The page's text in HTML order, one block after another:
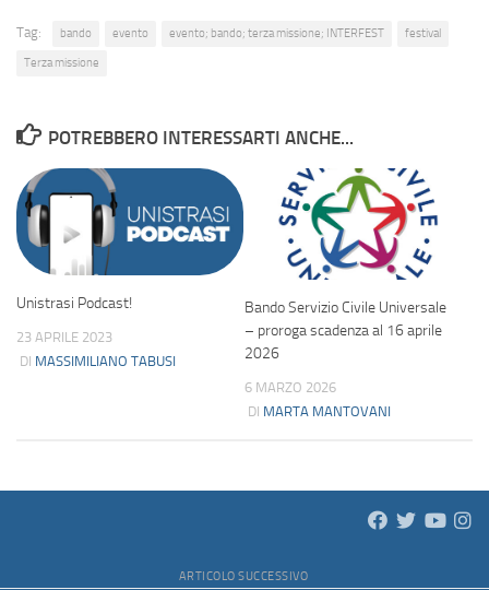
Tag: bando evento evento; bando; terza missione; INTERFEST festival
Terza missione
POTREBBERO INTERESSARTI ANCHE...
Unistrasi Podcast!
23 APRILE 2023
DI MASSIMILIANO TABUSI
Bando Servizio Civile Universale
– proroga scadenza al 16 aprile
2026
6 MARZO 2026
DI MARTA MANTOVANI
ARTICOLO SUCCESSIVO